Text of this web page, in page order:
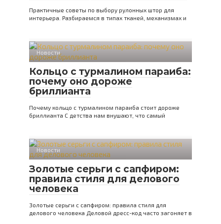
Практичные советы по выбору рулонных штор для
интерьера. Разбираемся в типах тканей, механизмах и
Новости
Кольцо с турмалином параиба:
почему оно дороже
бриллианта
Почему кольцо с турмалином параиба стоит дороже
бриллианта С детства нам внушают, что самый
Новости
Золотые серьги с сапфиром:
правила стиля для делового
человека
Золотые серьги с сапфиром: правила стиля для
делового человека Деловой дресс-код часто загоняет в